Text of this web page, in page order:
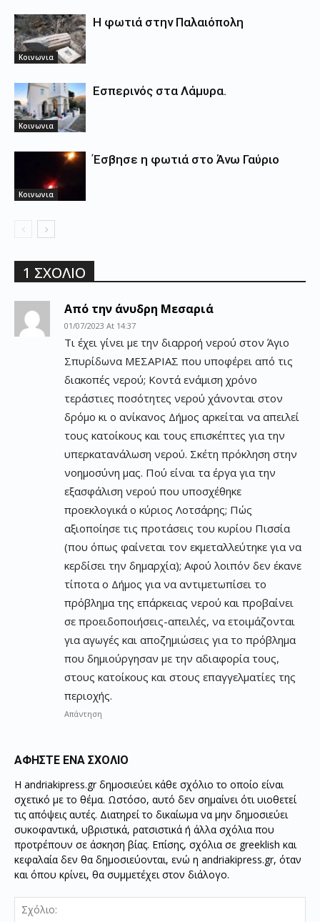
Κοινωνια
Η φωτιά στην Παλαιόπολη
Κοινωνια
Εσπερινός στα Λάμυρα.
Κοινωνια
Έσβησε η φωτιά στο Άνω Γαύριο
1 ΣΧΟΛΙΟ
Από την άνυδρη Μεσαριά
01/07/2023 At 14:37
Τι έχει γίνει με την διαρροή νερού στον Άγιο
Σπυρίδωνα ΜΕΣΑΡΙΑΣ που υποφέρει από τις
διακοπές νερού; Κοντά ενάμιση χρόνο
τεράστιες ποσότητες νερού χάνονται στον
δρόμο κι ο ανίκανος Δήμος αρκείται να απειλεί
τους κατοίκους και τους επισκέπτες για την
υπερκατανάλωση νερού. Σκέτη πρόκληση στην
νοημοσύνη μας. Πού είναι τα έργα για την
εξασφάλιση νερού που υποσχέθηκε
προεκλογικά ο κύριος Λοτσάρης; Πώς
αξιοποίησε τις προτάσεις του κυρίου Πισσία
(που όπως φαίνεται τον εκμεταλλεύτηκε για να
κερδίσει την δημαρχία); Αφού λοιπόν δεν έκανε
τίποτα ο Δήμος για να αντιμετωπίσει το
πρόβλημα της επάρκειας νερού και προβαίνει
σε προειδοποιήσεις-απειλές, να ετοιμάζονται
για αγωγές και αποζημιώσεις για το πρόβλημα
που δημιούργησαν με την αδιαφορία τους,
στους κατοίκους και στους επαγγελματίες της
περιοχής.
Απάντηση
ΑΦΗΣΤΕ ΕΝΑ ΣΧΟΛΙΟ
Η andriakipress.gr δημοσιεύει κάθε σχόλιο το οποίο είναι
σχετικό με το θέμα. Ωστόσο, αυτό δεν σημαίνει ότι υιοθετεί
τις απόψεις αυτές. Διατηρεί το δικαίωμα να μην δημοσιεύει
συκοφαντικά, υβριστικά, ρατσιστικά ή άλλα σχόλια που
προτρέπουν σε άσκηση βίας. Επίσης, σχόλια σε greeklish και
κεφαλαία δεν θα δημοσιεύονται, ενώ η andriakipress.gr, όταν
και όπου κρίνει, θα συμμετέχει στον διάλογο.